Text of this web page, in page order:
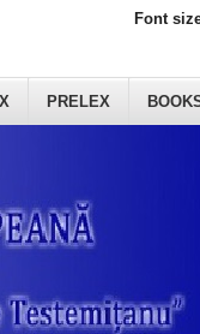
PRELEX
Font